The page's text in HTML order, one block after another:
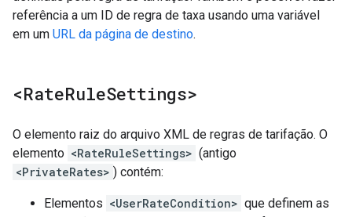
referência a um ID de regra de taxa usando uma variável
em um URL da página de destino.
<RateRuleSettings>
O elemento raiz do arquivo XML de regras de tarifação. O
elemento <RateRuleSettings> (antigo
<PrivateRates> ) contém:
Elementos <UserRateCondition> que definem as